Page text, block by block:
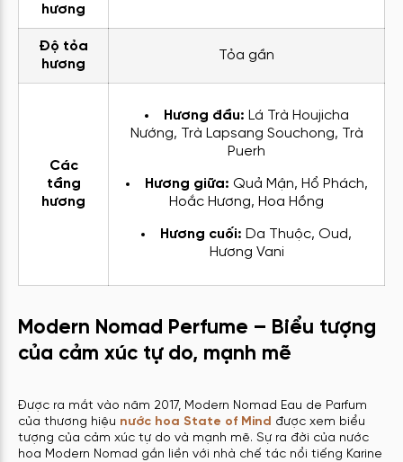
hương
Độ tỏa
hương
Tỏa gần
Các
tầng
hương
Hương đầu: Lá Trà Houjicha
Nướng, Trà Lapsang Souchong, Trà
Puerh
Hương giữa: Quả Mận, Hổ Phách,
Hoắc Hương, Hoa Hồng
Hương cuối: Da Thuộc, Oud,
Hương Vani
Modern Nomad Perfume – Biểu tượng
của cảm xúc tự do, mạnh mẽ
Được ra mắt vào năm 2017, Modern Nomad Eau de Parfum
của thương hiệu nước hoa State of Mind được xem biểu
tượng của cảm xúc tự do và mạnh mẽ. Sự ra đời của nước
hoa Modern Nomad gắn liền với nhà chế tác nổi tiếng Karine